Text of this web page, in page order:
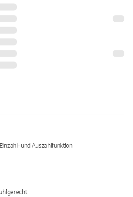
und Auszahlfunktion